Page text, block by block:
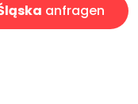
anfragen